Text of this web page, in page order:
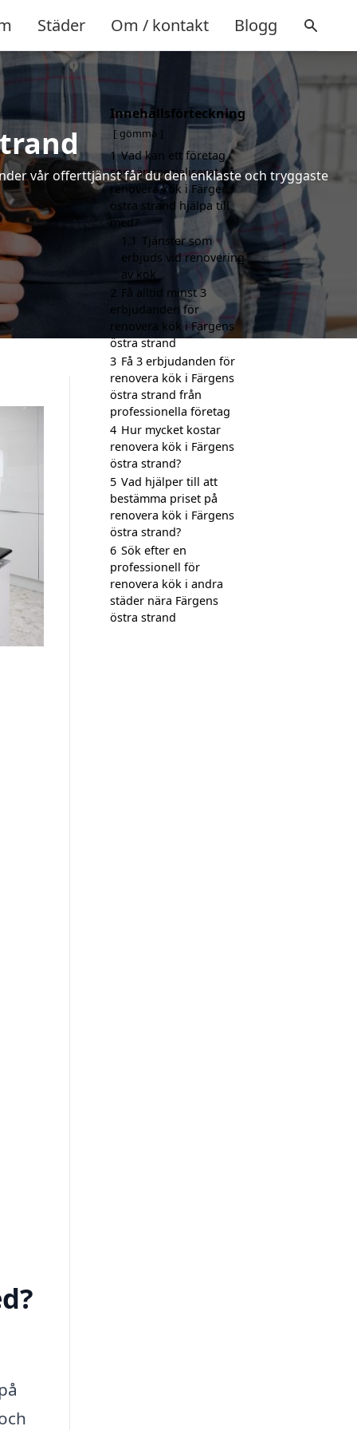
Städer Om / kontakt Blogg
vår offerttjänst får du den enklaste och tryggaste
Innehållsförteckning
gömma
1 Vad kan ett företag
som är specialiserat på
renovera kök i Färgens
östra strand hjälpa till
med?
1.1 Tjänster som
erbjuds vid renovering
av kök
2 Få alltid minst 3
erbjudanden för
renovera kök i Färgens
östra strand
3 Få 3 erbjudanden för
renovera kök i Färgens
östra strand från
professionella företag
4 Hur mycket kostar
renovera kök i Färgens
östra strand?
5 Vad hjälper till att
bestämma priset på
renovera kök i Färgens
östra strand?
6 Sök efter en
professionell för
renovera kök i andra
städer nära Färgens
östra strand